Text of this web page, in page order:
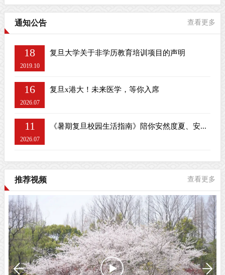
通知公告 查看更多
18
2019.10
复旦大学关于非学历教育培训项目的声明
16
2026.07
复旦x港大！未来医学，等你入席
11
2026.07
《暑期复旦校园生活指南》陪你安然度夏、安...
推荐视频 查看更多